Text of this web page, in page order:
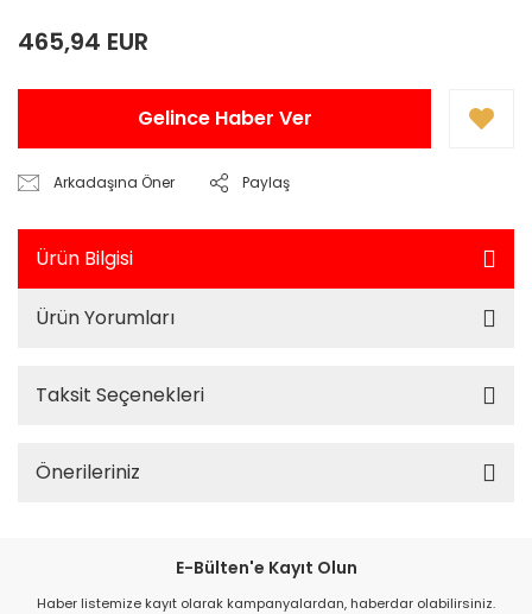
465,94 EUR
Gelince Haber Ver
Arkadaşına Öner Paylaş
Ürün Bilgisi
Ürün Yorumları
Taksit Seçenekleri
Önerileriniz
E-Bülten'e Kayıt Olun
Haber listemize kayıt olarak kampanyalardan, haberdar olabilirsiniz.